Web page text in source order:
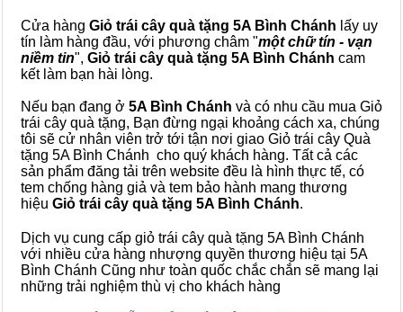
Cửa hàng Giỏ trái cây quà tặng 5A Bình Chánh lấy uy
tín làm hàng đầu, với phương châm "một chữ tín - vạn
niềm tin", Giỏ trái cây quà tặng 5A Bình Chánh cam
kết làm bạn hài lòng.
Nếu bạn đang ở 5A Bình Chánh và có nhu cầu mua Giỏ
trái cây quà tặng, Bạn đừng ngại khoảng cách xa, chúng
tôi sẽ cử nhân viên trở tới tận nơi giao Giỏ trái cây Quà
tặng 5A Bình Chánh cho quý khách hàng. Tất cả các
sản phẩm đăng tải trên website đều là hình thực tế, có
tem chống hàng giả và tem bảo hành mang thương
hiệu Giỏ trái cây quà tặng 5A Bình Chánh.
Dịch vụ cung cấp giỏ trái cây quà tặng 5A Bình Chánh
với nhiều cửa hàng nhượng quyền thương hiệu tại 5A
Bình Chánh Cũng như toàn quốc chắc chắn sẽ mang lại
những trải nghiệm thù vị cho khách hàng